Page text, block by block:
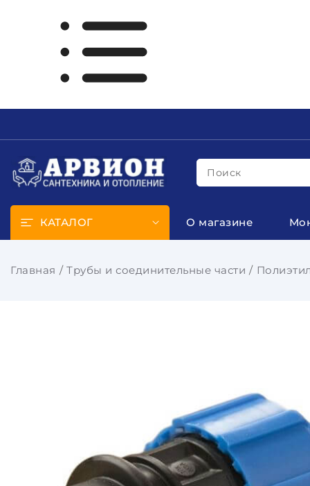
Поиск
КАТАЛОГ О магазине
Главная Трубы и соединительные части